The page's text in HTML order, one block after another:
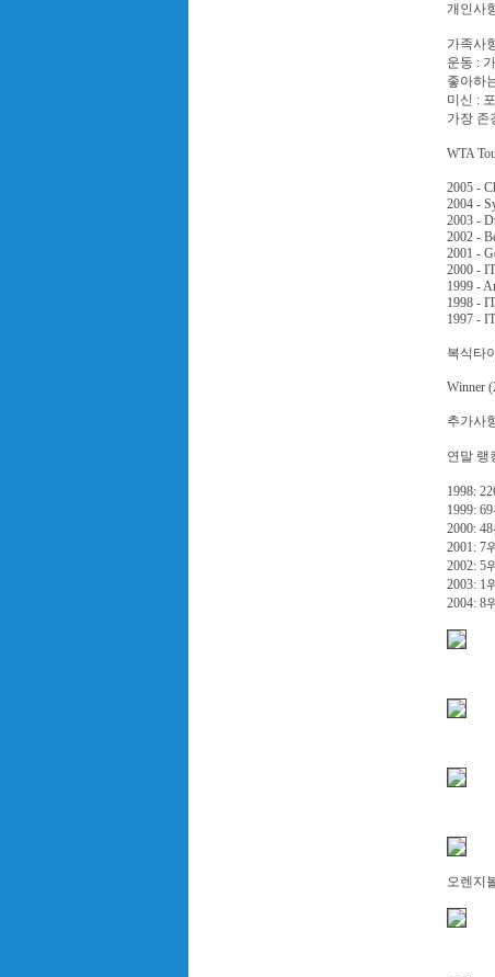
개인사
가족사
운동 :
좋아하
미신 :
가장 존
WTA
2005 -
2004 -
2003 -
2002 -
2001 -
2000 -
1999 -
1998 -
1997 -
복식타
Winner
추가사
연말 랭
1998:
1999: 69
2000: 48
2001: 7위
2002: 5위
2003: 1위
2004: 8위
오렌지